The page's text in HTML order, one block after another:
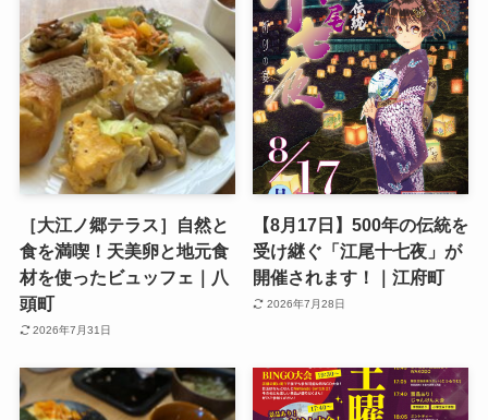
［大江ノ郷テラス］自然と
食を満喫！天美卵と地元食
材を使ったビュッフェ｜八
頭町
2026年7月31日
【8月17日】500年の伝統を
受け継ぐ「江尾十七夜」が
開催されます！｜江府町
2026年7月28日